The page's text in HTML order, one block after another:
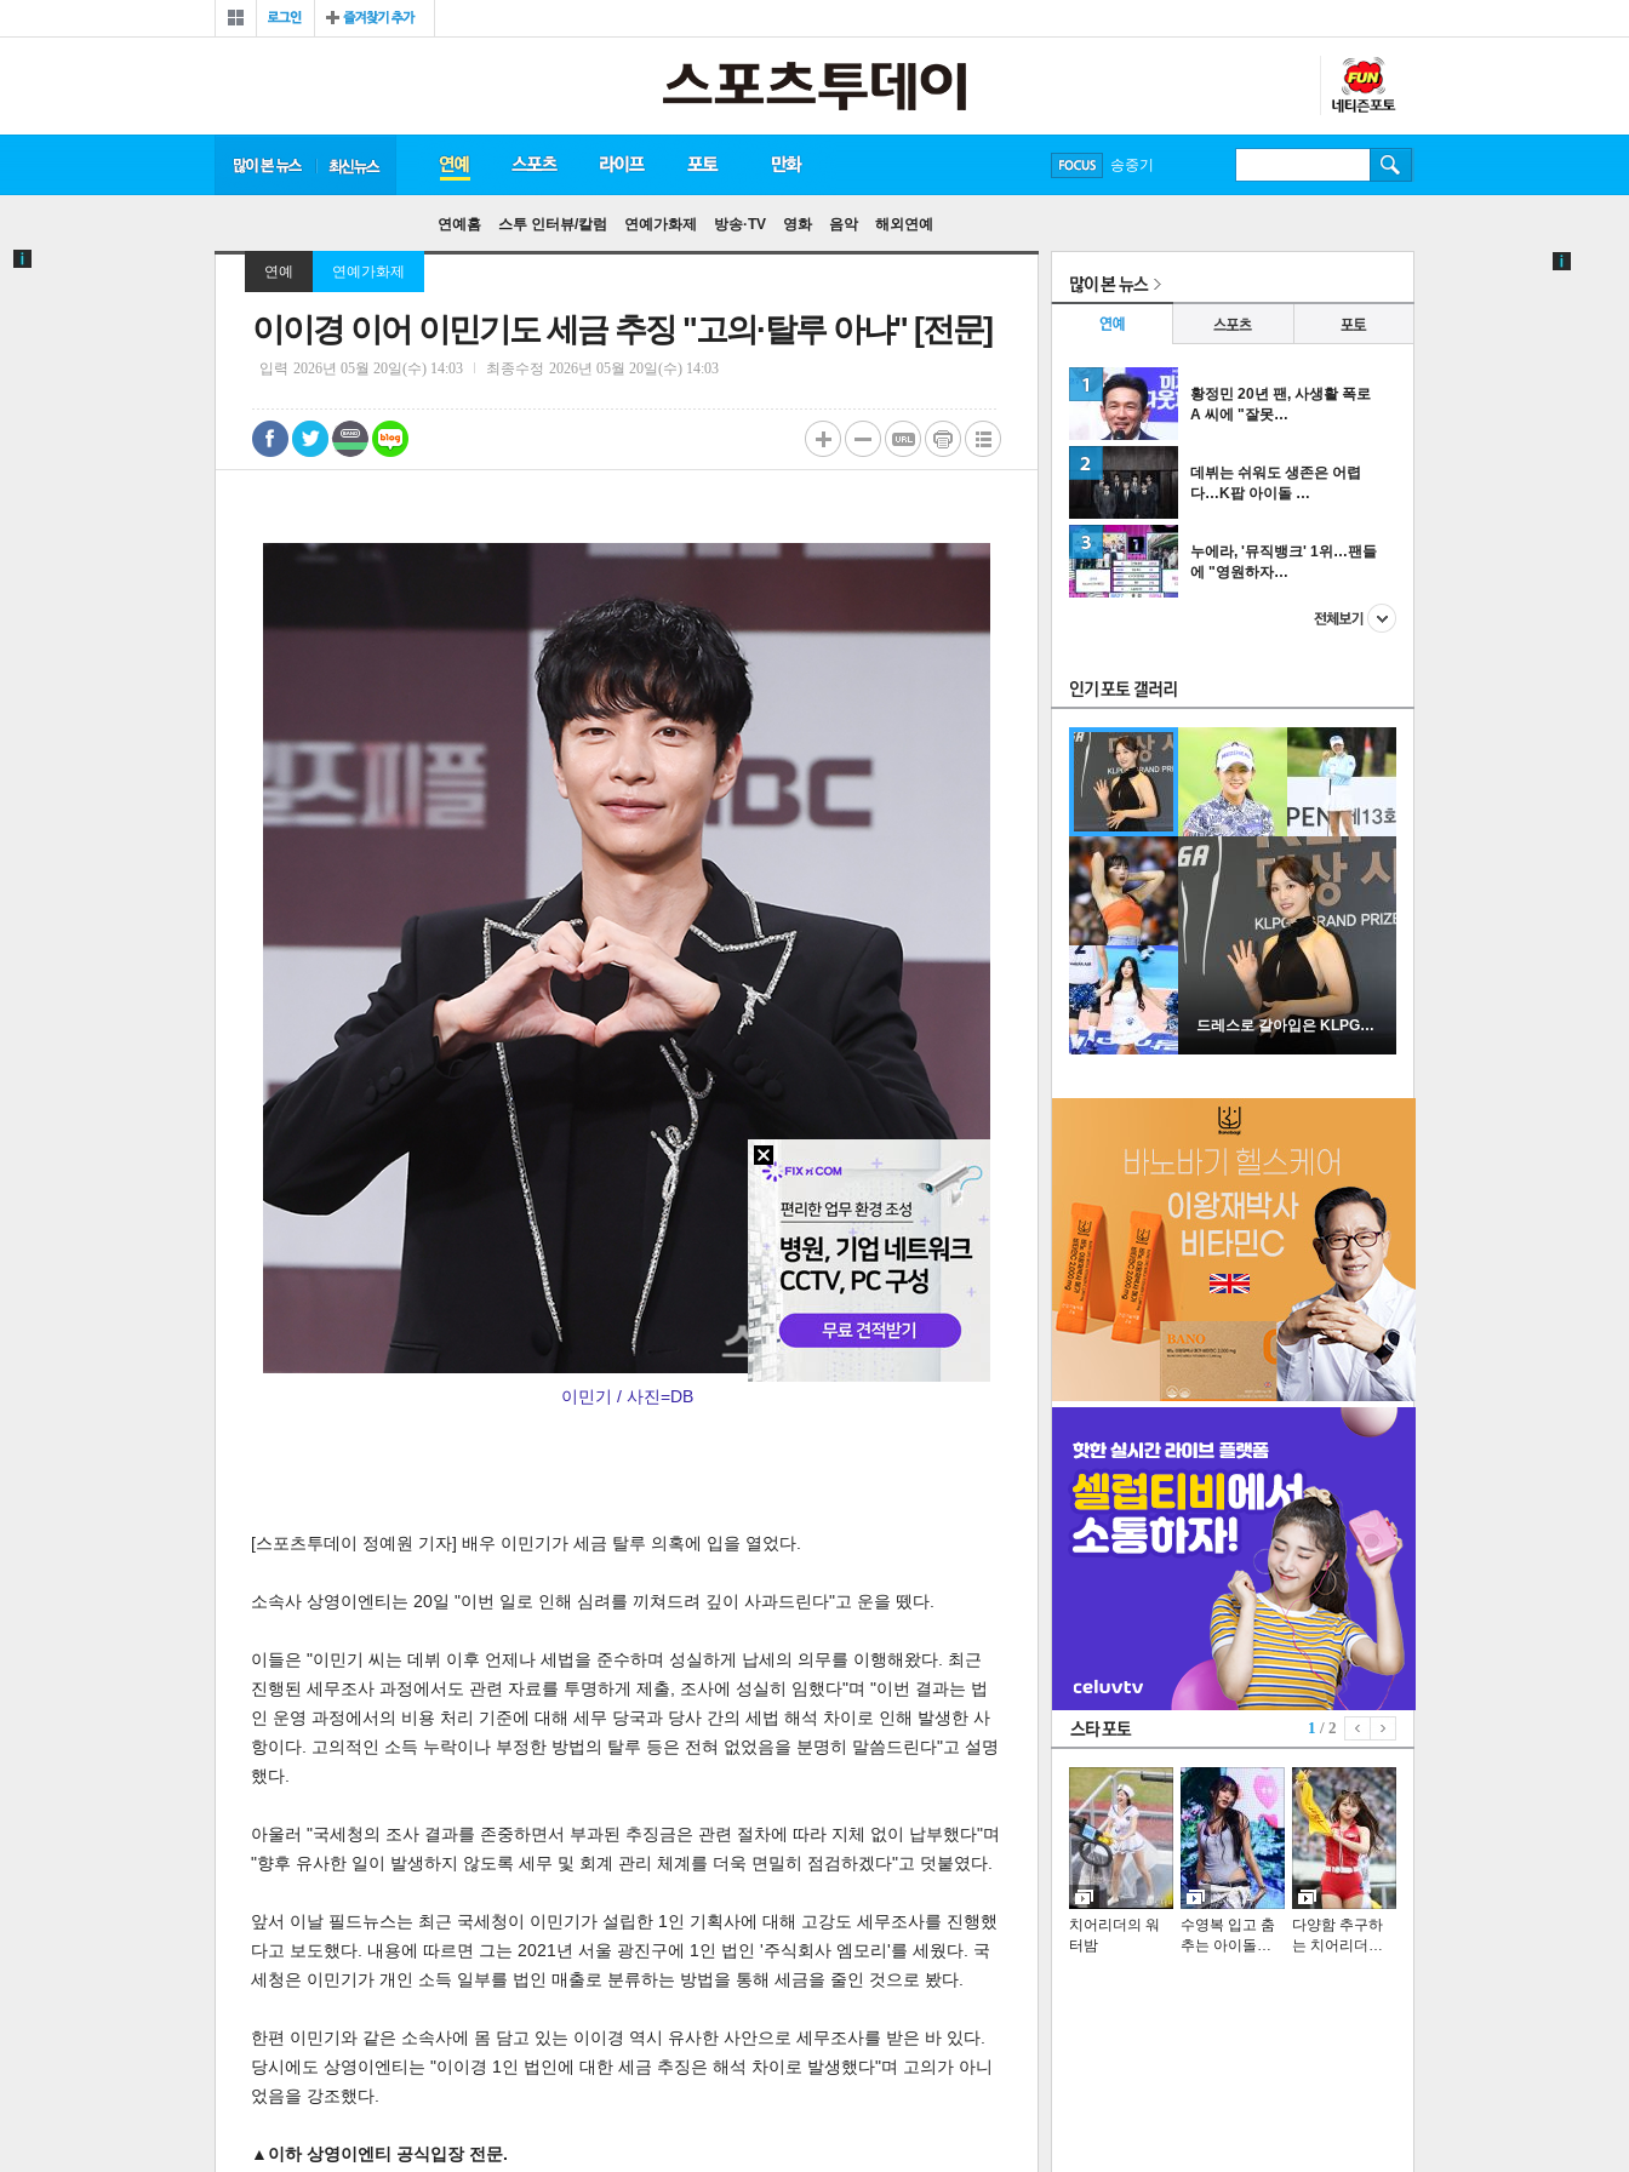
인
많이 본 뉴스 최신 뉴스 연예
연예홈 스투 인터뷰/칼럼 연예가화제 방송·TV 영화 음악 해외연예
스포츠 라이프 포토
FOCUS
송중기
연예 연예가화제
이이경 이어 이민기도 세금 추징 "고의·탈루 아냐" [전문]
입력 2026년 05월 20일(수) 14:03 최종수정 2026년 05월 20일(수) 14:03
밴드 네이
0
url 복
이민기 / 사진=DB
[스포츠투데이 정예원 기자] 배우 이민기가 세금 탈루 의혹에 입을 열었다.
소속사 상영이엔티는 20일 "이번 일로 인해 심려를 끼쳐드려 깊이 사과드린다"고 운을 뗐다.
이들은 "이민기 씨는 데뷔 이후 언제나 세법을 준수하며 성실하게 납세의 의무를 이행해왔다. 최근
진행된 세무조사 과정에서도 관련 자료를 투명하게 제출, 조사에 성실히 임했다"며 "이번 결과는 법
인 운영 과정에서의 비용 처리 기준에 대해 세무 당국과 당사 간의 세법 해석 차이로 인해 발생한 사
항이다. 고의적인 소득 누락이나 부정한 방법의 탈루 등은 전혀 없었음을 분명히 말씀드린다"고 설명
했다.
아울러 "국세청의 조사 결과를 존중하면서 부과된 추징금은 관련 절차에 따라 지체 없이 납부했다"며
"향후 유사한 일이 발생하지 않도록 세무 및 회계 관리 체계를 더욱 면밀히 점검하겠다"고 덧붙였다.
앞서 이날 필드뉴스는 최근 국세청이 이민기가 설립한 1인 기획사에 대해 고강도 세무조사를 진행했
다고 보도했다. 내용에 따르면 그는 2021년 서울 광진구에 1인 법인 '주식회사 엠모리'를 세웠다. 국
세청은 이민기가 개인 소득 일부를 법인 매출로 분류하는 방법을 통해 세금을 줄인 것으로 봤다.
한편 이민기와 같은 소속사에 몸 담고 있는 이이경 역시 유사한 사안으로 세무조사를 받은 바 있다.
당시에도 상영이엔티는 "이이경 1인 법인에 대한 세금 추징은 해석 차이로 발생했다"며 고의가 아니
었음을 강조했다.
▲이하 상영이엔티 공식입장 전문.
많이 본 뉴스
연예
스포츠 포토
황정민 20년 팬, 사생활 폭로
A 씨에 "잘못…
2
데뷔는 쉬워도 생존은 어렵
다…K팝 아이돌 …
누에라, '뮤직뱅크' 1위…팬들
에 "영원하자…
더보기
인기포토
드레스로 갈아입은 KLPGA …
1 / 2
치어리더의 워
터밤
수영복 입고 춤
추는 아이돌…
다양함 추구하
는 치어리더…